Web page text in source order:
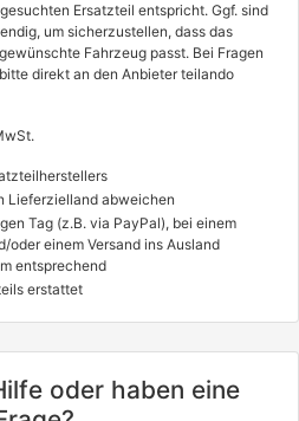
Ersatzteil entspricht. Ggf. sind
um sicherzustellen, dass das
Fahrzeug passt. Bei Fragen
direkt an den Anbieter teilando
Lieferzielland abweichen
Tag (z.B. via PayPal), bei einem
oder einem Versand ins Ausland
entsprechend
erstattet
oder haben eine